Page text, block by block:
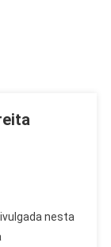
nesta